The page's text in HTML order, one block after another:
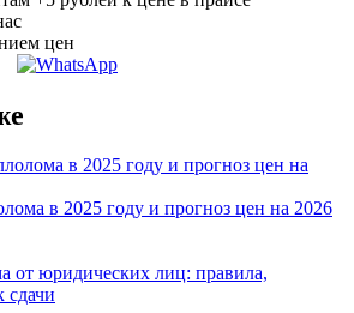
цен
в 2025 году и прогноз цен на 2026